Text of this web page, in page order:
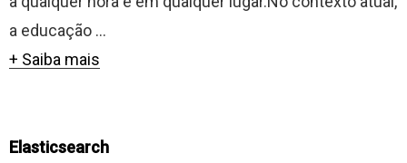
a educação ...
+ Saiba mais
Elasticsearch